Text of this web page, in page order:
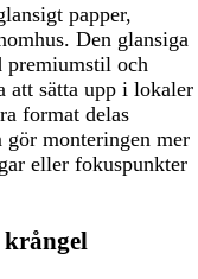
papper,
Den glansiga
och
att sätta upp i lokaler
format delas
gör monteringen mer
eller fokuspunkter